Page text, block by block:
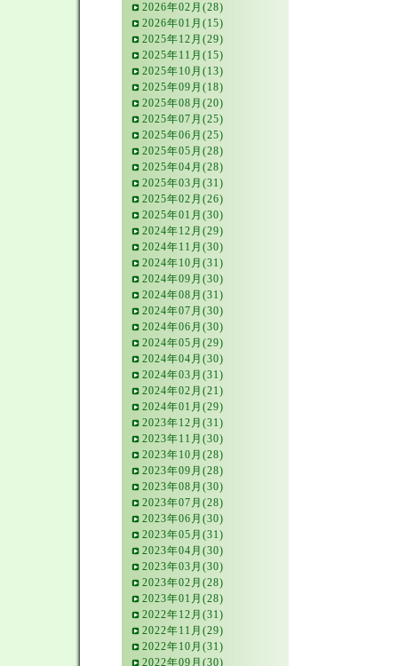
2026年02月(28)
2026年01月(15)
2025年12月(29)
2025年11月(15)
2025年10月(13)
2025年09月(18)
2025年08月(20)
2025年07月(25)
2025年06月(25)
2025年05月(28)
2025年04月(28)
2025年03月(31)
2025年02月(26)
2025年01月(30)
2024年12月(29)
2024年11月(30)
2024年10月(31)
2024年09月(30)
2024年08月(31)
2024年07月(30)
2024年06月(30)
2024年05月(29)
2024年04月(30)
2024年03月(31)
2024年02月(21)
2024年01月(29)
2023年12月(31)
2023年11月(30)
2023年10月(28)
2023年09月(28)
2023年08月(30)
2023年07月(28)
2023年06月(30)
2023年05月(31)
2023年04月(30)
2023年03月(30)
2023年02月(28)
2023年01月(28)
2022年12月(31)
2022年11月(29)
2022年10月(31)
2022年09月(30)